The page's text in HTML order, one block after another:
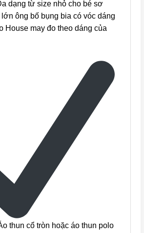
dạng từ size nhỏ cho bé sơ
ông bố bụng bia có vóc dáng
House may đo theo dáng của
thun cổ tròn hoặc áo thun polo